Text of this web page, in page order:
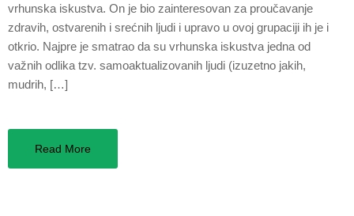
vrhunska iskustva. On je bio zainteresovan za proučavanje
zdravih, ostvarenih i srećnih ljudi i upravo u ovoj grupaciji ih je i
otkrio. Najpre je smatrao da su vrhunska iskustva jedna od
važnih odlika tzv. samoaktualizovanih ljudi (izuzetno jakih,
mudrih, […]
Read More